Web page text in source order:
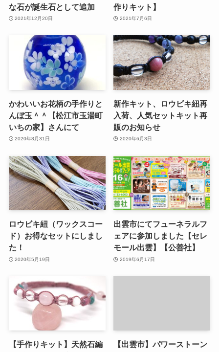
な石が誕生石として追加
2021年12月20日
作りキット】
2021年7月6日
かわいいお花柄の手作りと
んぼ玉＾＾【松江市玉湯町
いちの家】さんにて
2020年8月31日
新作キット、ロウビキ紐再
入荷、人気セットキット再
販のお知らせ
2020年6月3日
ロウビキ紐（ワックスコー
ド）お得なセットにしまし
た！
2020年5月19日
出雲市にてフューネラルフ
ェアに参加しました【セレ
モール出雲】【公善社】
2019年6月17日
【手作りキット】天然石編
【出雲市】パワーストーン